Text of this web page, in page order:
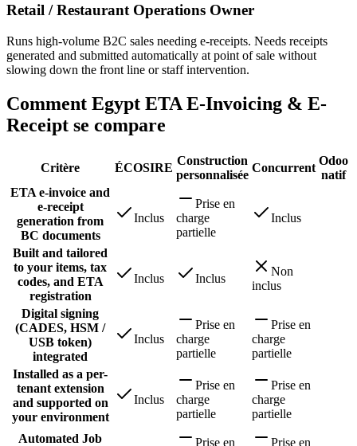
Retail / Restaurant Operations Owner
Runs high-volume B2C sales needing e-receipts. Needs receipts
generated and submitted automatically at point of sale without
slowing down the front line or staff intervention.
Comment Egypt ETA E-Invoicing & E-
Receipt se compare
Critère ÉCOSIRE
Construction
personnalisée
Concurrent
Odoo
natif
ETA e-invoice and
e-receipt
generation from
BC documents
Inclus
Prise en
charge
partielle
Inclus
Built and tailored
to your items, tax
codes, and ETA
registration
Inclus Inclus
Non
inclus
Digital signing
(CADES, HSM /
USB token)
integrated
Inclus
Prise en
charge
partielle
Prise en
charge
partielle
Installed as a per-
tenant extension
and supported on
your environment
Inclus
Prise en
charge
partielle
Prise en
charge
partielle
Automated Job
Prise en
Prise en